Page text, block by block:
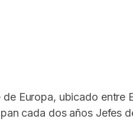
Europa, ubicado
cada dos años